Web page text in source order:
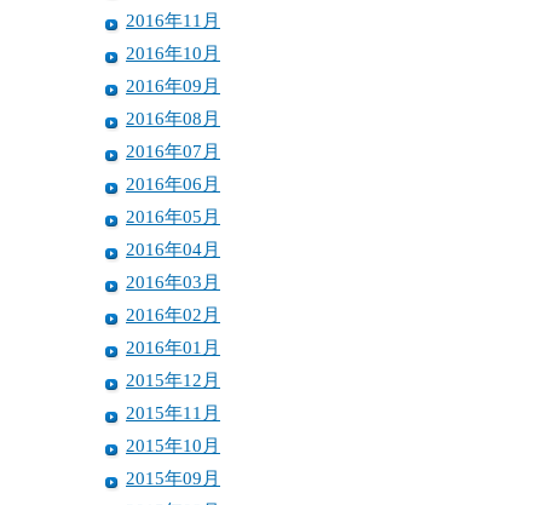
2016年11月
2016年10月
2016年09月
2016年08月
2016年07月
2016年06月
2016年05月
2016年04月
2016年03月
2016年02月
2016年01月
2015年12月
2015年11月
2015年10月
2015年09月